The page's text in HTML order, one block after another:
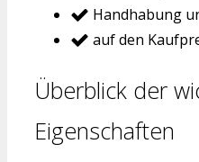
Handhabung
auf den
Überblick der
Eigenschaften